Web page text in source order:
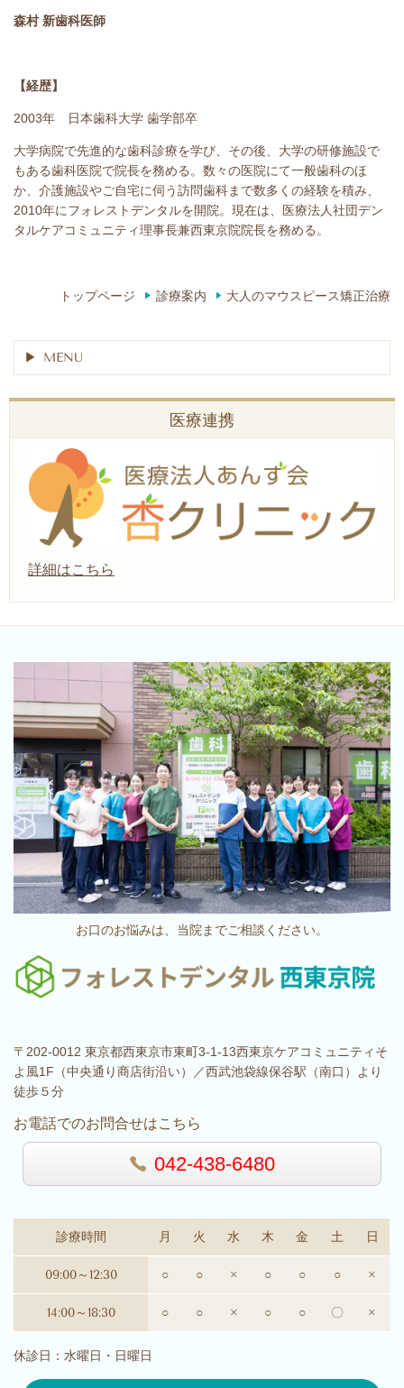
森村 新歯科医師
【経歴】
2003年 日本歯科大学 歯学部卒
大学病院で先進的な歯科診療を学び、その後、大学の研修施設で
もある歯科医院で院長を務める。数々の医院にて一般歯科のほ
か、介護施設やご自宅に伺う訪問歯科まで数多くの経験を積み、
2010年にフォレストデンタルを開院。現在は、医療法人社団デン
タルケアコミュニティ理事長兼西東京院院長を務める。
トップページ 診療案内 大人のマウスピース矯正治療
MENU
医療連携
詳細はこちら
お口のお悩みは、当院までご相談ください。
〒202-0012 東京都西東京市東町3-1-13西東京ケアコミュニティそ
よ風1F（中央通り商店街沿い）／西武池袋線保谷駅（南口）より
徒歩５分
お電話でのお問合せはこちら
042-438-6480
診療時間 月 火 水 木 金 土 日
09:00～12:30 ○ ○ × ○ ○ ○ ×
14:00～18:30 ○ ○ × ○ ○ 〇 ×
休診日：水曜日・日曜日